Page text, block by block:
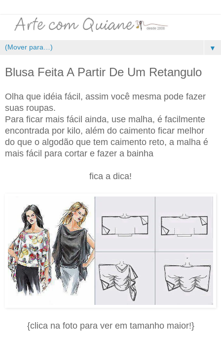
▼
Blusa Feita A Partir De Um Retangulo
Olha que idéia fácil, assim você mesma pode fazer
suas roupas.
Para ficar mais fácil ainda, use malha, é facilmente
encontrada por kilo, além do caimento ficar melhor
do que o algodão que tem caimento reto, a malha é
mais fácil para cortar e fazer a bainha
fica a dica!
{clica na foto para ver em tamanho maior!}